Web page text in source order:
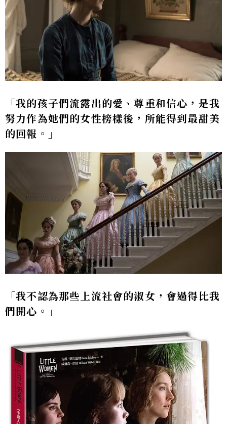
「我的孩子們流露出的愛、尊重和信心，是我
努力作為她們的女性榜樣後，所能得到最甜美
的回報。」
「我不認為那些上流社會的淑女，會過得比我
們開心。」